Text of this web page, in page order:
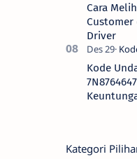
Cara
Customer
Driver
Kode
Kategori